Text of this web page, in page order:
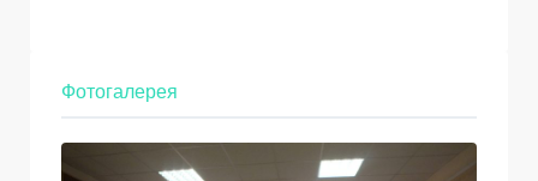
Фотогалерея